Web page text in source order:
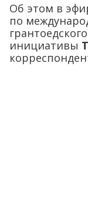
Об этом в
по
инициативы